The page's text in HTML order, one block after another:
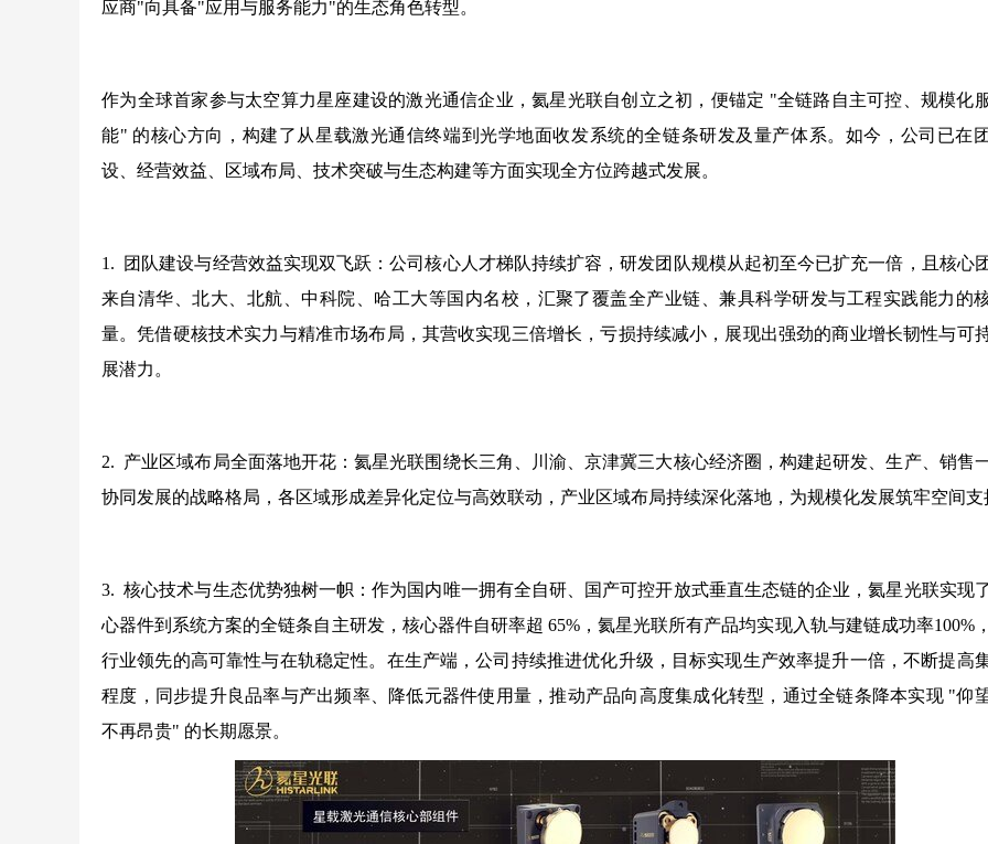
应商"向具备"应用与服务能力"的生态角色转型。
作为全球首家参与太空算力星座建设的激光通信企业，氦星光联自创立之初，便锚定 "全链路自主可控、规模化
能" 的核心方向，构建了从星载激光通信终端到光学地面收发系统的全链条研发及量产体系。如今，公司已在
设、经营效益、区域布局、技术突破与生态构建等方面实现全方位跨越式发展。
1. 团队建设与经营效益实现双飞跃：公司核心人才梯队持续扩容，研发团队规模从起初至今已扩充一倍，且核心
来自清华、北大、北航、中科院、哈工大等国内名校，汇聚了覆盖全产业链、兼具科学研发与工程实践能力的
量。凭借硬核技术实力与精准市场布局，其营收实现三倍增长，亏损持续减小，展现出强劲的商业增长韧性与可
展潜力。
2. 产业区域布局全面落地开花：氦星光联围绕长三角、川渝、京津冀三大核心经济圈，构建起研发、生产、销售
协同发展的战略格局，各区域形成差异化定位与高效联动，产业区域布局持续深化落地，为规模化发展筑牢空间支
3. 核心技术与生态优势独树一帜：作为国内唯一拥有全自研、国产可控开放式垂直生态链的企业，氦星光联实现
心器件到系统方案的全链条自主研发，核心器件自研率超 65%，氦星光联所有产品均实现入轨与建链成功率100%
行业领先的高可靠性与在轨稳定性。在生产端，公司持续推进优化升级，目标实现生产效率提升一倍，不断提高
程度，同步提升良品率与产出频率、降低元器件使用量，推动产品向高度集成化转型，通过全链条降本实现 "仰
不再昂贵" 的长期愿景。